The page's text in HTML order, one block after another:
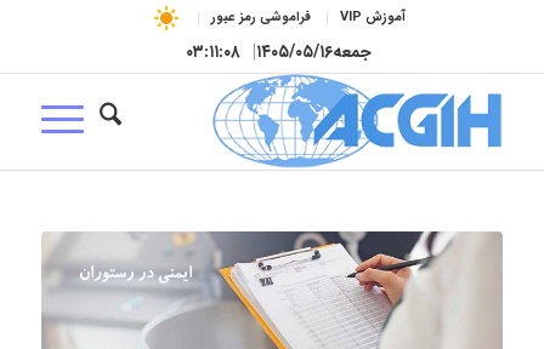
آموزش VIP فراموشی رمز عبور
جمعه۱۴۰۵/۰۵/۱۶| ۰۳:۱۱:۰۹